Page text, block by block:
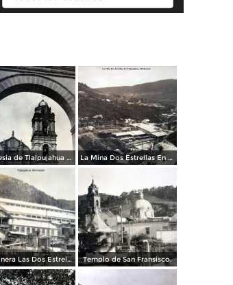
La Iglesia de Tlalpujahua de Rayón, Michoacán. La Mina Dos Estrellas En Tlalpujahua, Michoacán.
Cia Minera Las Dos Estrellas Tlalpujahua, Michoacán. Templo de San Fransisco.